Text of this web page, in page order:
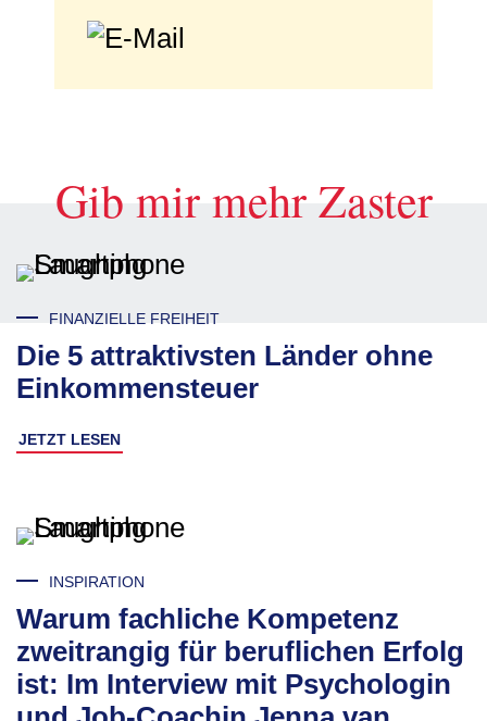
Gib mir mehr Zaster
FINANZIELLE FREIHEIT
Die 5 attraktivsten Länder ohne
Einkommensteuer
JETZT LESEN
INSPIRATION
Warum fachliche Kompetenz
zweitrangig für beruflichen Erfolg
ist: Im Interview mit Psychologin